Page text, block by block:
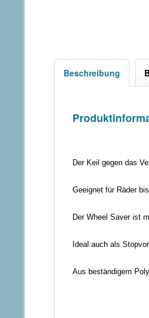
Beschreibung
Der Keil gegen das
Geeignet für Räder
Der Wheel Saver ist
Ideal auch als
Aus beständigem